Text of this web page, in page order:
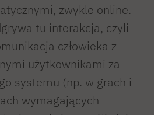
zwykle online.
tu interakcja, czyli
człowieka z
użytkownikami za
systemu (np. w grach i
wymagających